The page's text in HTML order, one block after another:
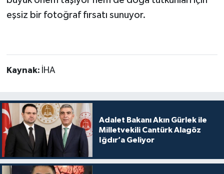
eşsiz bir fotoğraf fırsatı sunuyor.
Kaynak: İHA
Adalet Bakanı Akın Gürlek ile
Milletvekili Cantürk Alagöz
Iğdır’a Geliyor